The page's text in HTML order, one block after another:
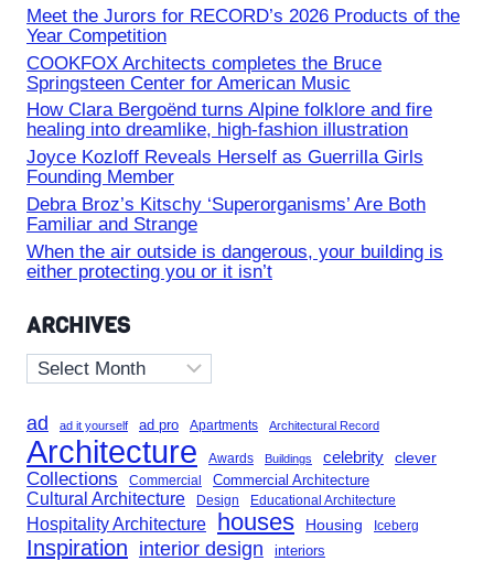
Meet the Jurors for RECORD’s 2026 Products of the
Year Competition
COOKFOX Architects completes the Bruce
Springsteen Center for American Music
How Clara Bergoënd turns Alpine folklore and fire
healing into dreamlike, high-fashion illustration
Joyce Kozloff Reveals Herself as Guerrilla Girls
Founding Member
Debra Broz’s Kitschy ‘Superorganisms’ Are Both
Familiar and Strange
When the air outside is dangerous, your building is
either protecting you or it isn’t
ARCHIVES
Archives
ad ad it yourself ad pro Apartments Architectural Record
Architecture Awards Buildings celebrity clever
Collections Commercial Commercial Architecture
Cultural Architecture Design Educational Architecture
Hospitality Architecture houses Housing Iceberg
Inspiration interior design interiors